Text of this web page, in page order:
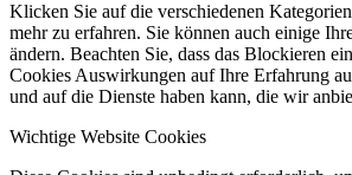
Klicken Sie auf die verschiedenen
mehr zu erfahren. Sie können auch einige
ändern. Beachten Sie, dass das Blockieren
Cookies Auswirkungen auf Ihre Erfahrung
und auf die Dienste haben kann, die wir
Wichtige Website Cookies